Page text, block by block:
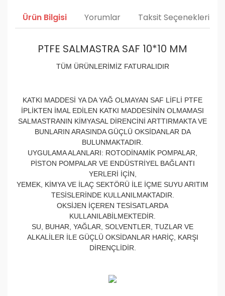
Ürün Bilgisi Yorumlar Taksit Seçenekleri
PTFE SALMASTRA SAF 10*10 MM
TÜM ÜRÜNLERİMİZ FATURALIDIR
KATKI MADDESİ YA DA YAĞ OLMAYAN SAF LİFLİ PTFE
İPLİKTEN İMAL EDİLEN KATKI MADDESİNİN OLMAMASI
SALMASTRANIN KİMYASAL DİRENCİNİ ARTTIRMAKTA VE
BUNLARIN ARASINDA GÜÇLÜ OKSİDANLAR DA
BULUNMAKTADIR.
UYGULAMA ALANLARI: ROTODİNAMİK POMPALAR,
PİSTON POMPALAR VE ENDÜSTRİYEL BAĞLANTI
YERLERİ İÇİN,
YEMEK, KİMYA VE İLAÇ SEKTÖRÜ İLE İÇME SUYU ARITIM
TESİSLERİNDE KULLANILMAKTADIR.
OKSİJEN İÇEREN TESİSATLARDA
KULLANILABİLMEKTEDİR.
SU, BUHAR, YAĞLAR, SOLVENTLER, TUZLAR VE
ALKALİLER İLE GÜÇLÜ OKSİDANLAR HARİÇ, KARŞI
DİRENÇLİDİR.